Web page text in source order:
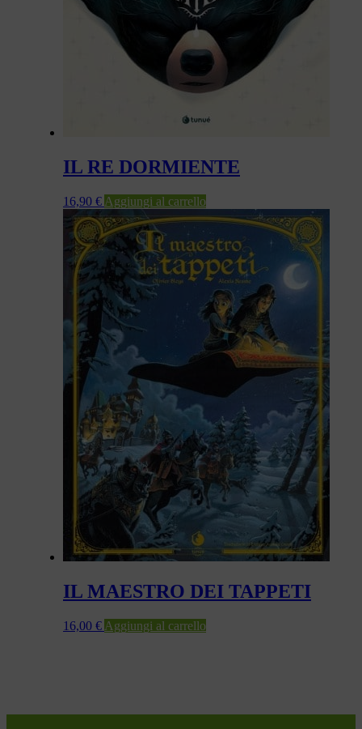
IL RE DORMIENTE
16,90 € Aggiungi al carrello
IL MAESTRO DEI TAPPETI
16,00 € Aggiungi al carrello